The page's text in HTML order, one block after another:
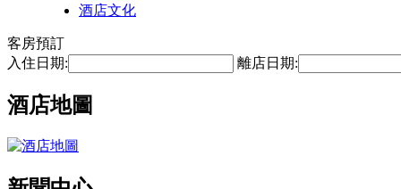
酒店文化
客房預訂
入住日期:
離店日期:
酒店地圖